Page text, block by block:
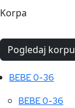
Korpa
Pogledaj korpu
BEBE 0-36
BEBE 0-36